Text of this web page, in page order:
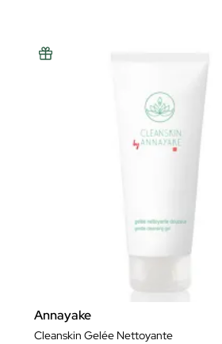
Annayake
Cleanskin Gelée Nettoyante